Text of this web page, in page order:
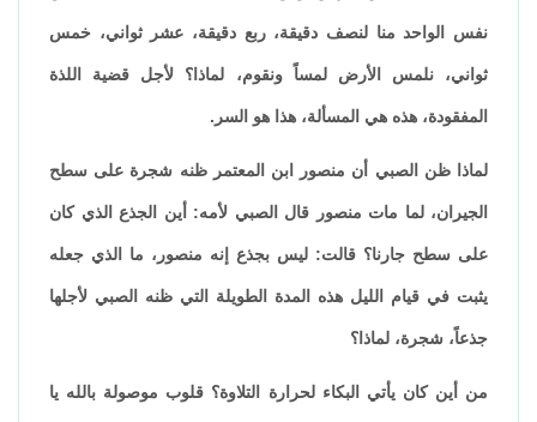
نفس الواحد منا لنصف دقيقة، ربع دقيقة، عشر ثواني، خمس
ثواني، نلمس الأرض لمساً ونقوم، لماذا؟ لأجل قضية اللذة
المفقودة، هذه هي المسألة، هذا هو السر.
لماذا ظن الصبي أن منصور ابن المعتمر ظنه شجرة على سطح
الجيران، لما مات منصور قال الصبي لأمه: أين الجذع الذي كان
على سطح جارنا؟ قالت: ليس بجذع إنه منصور، ما الذي جعله
يثبت في قيام الليل هذه المدة الطويلة التي ظنه الصبي لأجلها
جذعاً، شجرة، لماذا؟
من أين كان يأتي البكاء لحرارة التلاوة؟ قلوب موصولة بالله يا